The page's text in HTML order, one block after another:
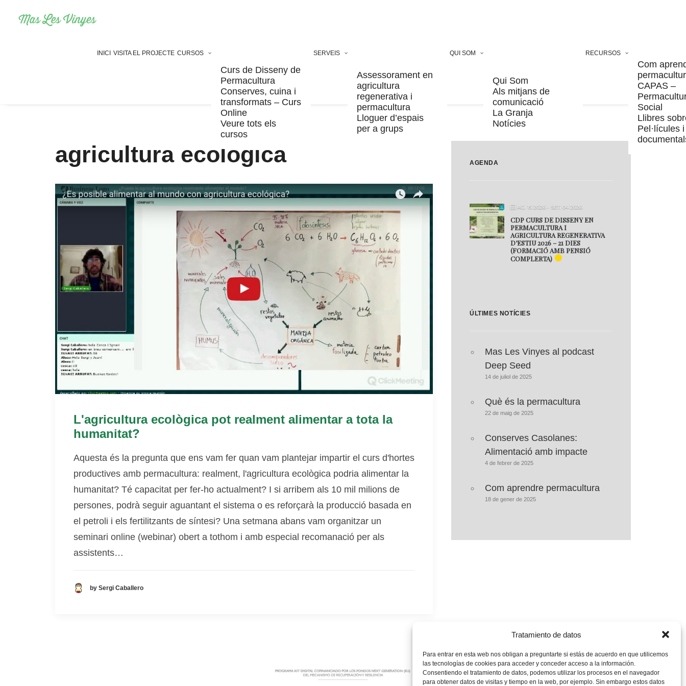
Tratamiento de datos
Para entrar en esta web nos obligan a preguntarte si estás de acuerdo en que utilicemos
las tecnologías de cookies para acceder y conceder acceso a la información.
Consentiendo el tratamiento de datos, podemos utilizar los procesos en el navegador
para obtener datos de visitas y tiempo en la web, por ejemplo. Sin embargo estos datos
INICI VISITA EL PROJECTE CURSOS
Curs de Disseny de
Permacultura
Conserves, cuina i
transformats – Curs
Online
Veure tots els
cursos
SERVEIS
Assessorament en
agricultura
regenerativa i
permacultura
Lloguer d’espais
per a grups
QUI SOM
Qui Som
Als mitjans de
comunicació
La Granja
Notícies
RECURSOS
Com
CAPAS –
Social
Llibres
Pel·lícules i
agricultura ecològica
L'agricultura ecològica pot realment alimentar a tota la
humanitat?
Aquesta és la pregunta que ens vam fer quan vam plantejar impartir el curs d'hortes
productives amb permacultura: realment, l'agricultura ecològica podria alimentar la
humanitat? Té capacitat per fer-ho actualment? I si arribem als 10 mil milions de
persones, podrà seguir aguantant el sistema o es reforçarà la producció basada en
el petroli i els fertilitzants de síntesi? Una setmana abans vam organitzar un
seminari online (webinar) obert a tothom i amb especial recomanació per als
assistents…
by Sergi Caballero
AGENDA
AG. 15 2026 - SET. 04 2026
CDP CURS DE DISSENY EN
PERMACULTURA I
AGRICULTURA REGENERATIVA
D’ESTIU 2026 – 21 DIES
(FORMACIÓ AMB PENSIÓ
COMPLERTA)
ÚLTIMES NOTÍCIES
Mas Les Vinyes al podcast
Deep Seed
14 de juliol de 2025
Què és la permacultura
22 de maig de 2025
Conserves Casolanes:
Alimentació amb impacte
4 de febrer de 2025
Com aprendre permacultura
18 de gener de 2025